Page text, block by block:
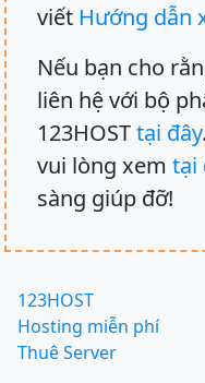
viết Hướng dẫn
Nếu bạn cho
liên hệ với bộ
123HOSTtại đây
vui lòng xem tại
sàng giúp đỡ!
123HOST
Hosting miễn phí
Thuê Server